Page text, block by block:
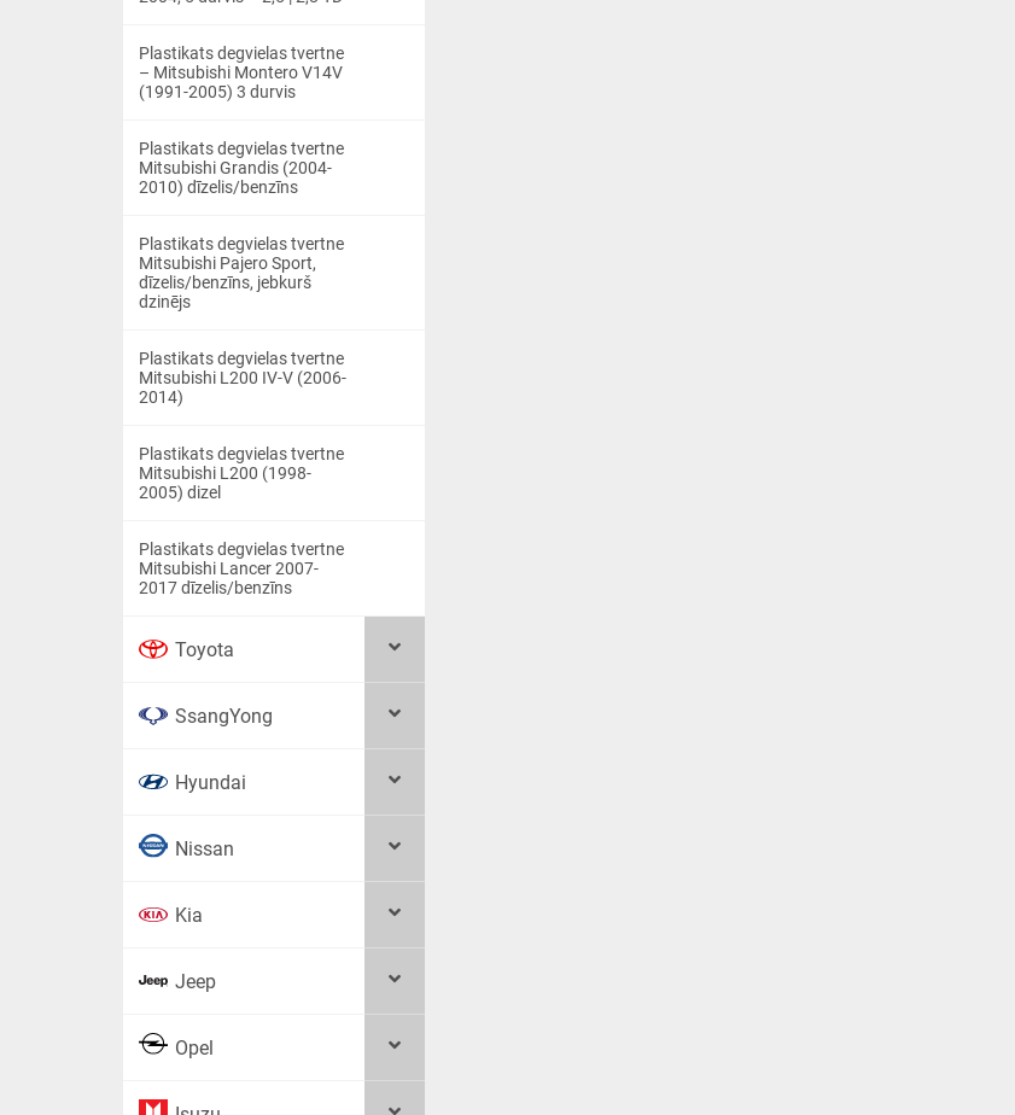
Plastikats degvielas tvertne
– Mitsubishi Montero V14V
(1991-2005) 3 durvis
Plastikats degvielas tvertne
Mitsubishi Grandis (2004-
2010) dīzelis/benzīns
Plastikats degvielas tvertne
Mitsubishi Pajero Sport,
dīzelis/benzīns, jebkurš
dzinējs
Plastikats degvielas tvertne
Mitsubishi L200 IV-V (2006-
2014)
Plastikats degvielas tvertne
Mitsubishi L200 (1998-
2005) dizel
Plastikats degvielas tvertne
Mitsubishi Lancer 2007-
2017 dīzelis/benzīns
Toyota
SsangYong
Hyundai
Nissan
Kia
Jeep
Opel